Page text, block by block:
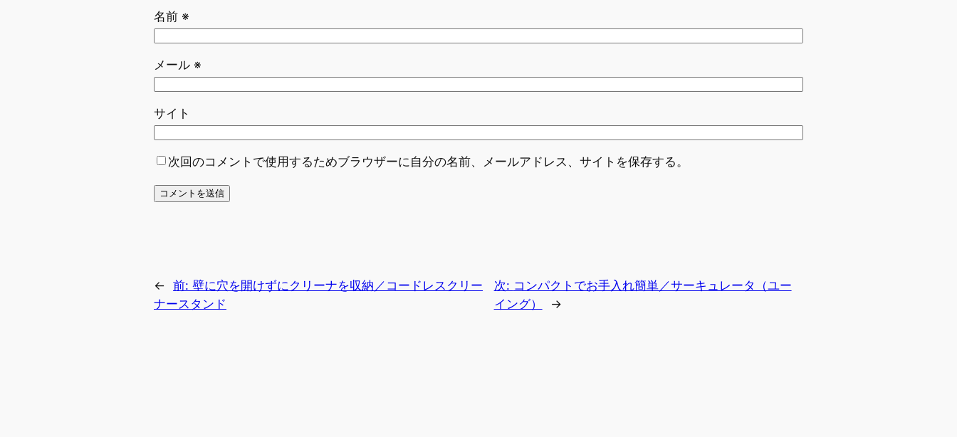
名前 ※
メール ※
サイト
次回のコメントで使用するためブラウザーに自分の名前、メールアドレス、サイトを保存する。
← 前: 壁に穴を開けずにクリーナを収納／コードレスクリー
ナースタンド
次: コンパクトでお手入れ簡単／サーキュレータ（ユー
イング）
→